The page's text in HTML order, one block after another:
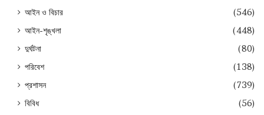
আইন ও বিচার
(546)
আইন-শৃঙ্খলা
(448)
দুর্ঘটনা
(80)
পরিবেশ
(138)
প্রশাসন
(739)
বিবিধ
(56)